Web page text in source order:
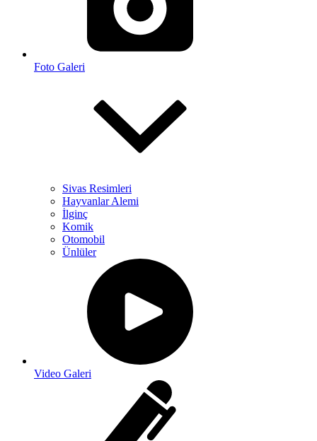
Foto Galeri
Sivas Resimleri
Hayvanlar Alemi
İlginç
Komik
Otomobil
Ünlüler
Video Galeri